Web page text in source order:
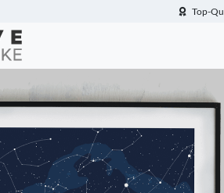
Top-
Kreative-Fotogeschenke.de